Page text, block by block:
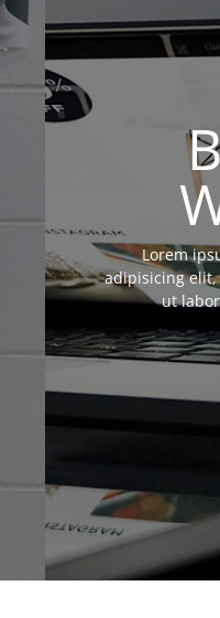
Lorem
adipisicing
ut